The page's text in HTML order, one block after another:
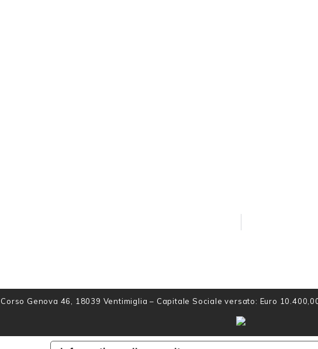
. Corso Genova 46, 18039 Ventimiglia – Capitale Sociale versato: Euro